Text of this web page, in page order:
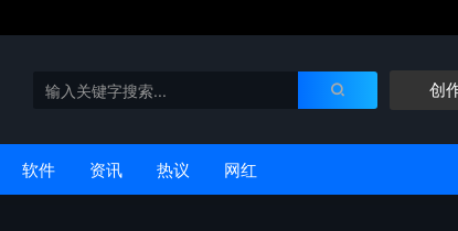
创
软件 资讯 热议 网红